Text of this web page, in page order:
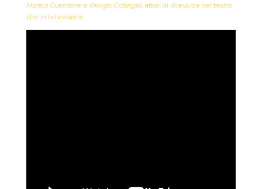
Monica Guerritore e Giorgio Colangeli, attori di rilievo sia nel teatro
che in televisione.